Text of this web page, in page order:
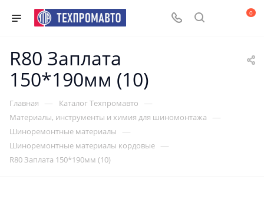
0
R80 Заплата
150*190мм (10)
Главная — Каталог Техпромавто —
Материалы, инструменты и химия для шиномонтажа —
Шиноремонтные материалы —
Шиноремонтные материалы кордовые —
R80 Заплата 150*190мм (10)